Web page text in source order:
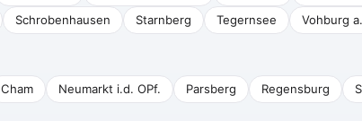
Schrobenhausen Starnberg Tegernsee Vohburg
Cham Neumarkt i.d. OPf. Parsberg Regensburg